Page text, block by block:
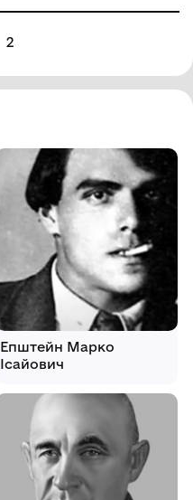
2
Епштейн Марко
Ісайович